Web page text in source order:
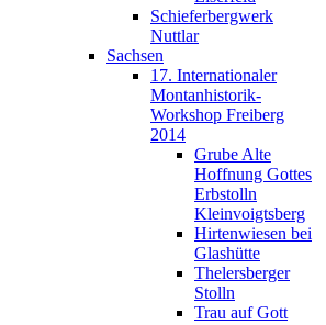
Schieferbergwerk
Nuttlar
Sachsen
17. Internationaler
Montanhistorik-
Workshop Freiberg
2014
Grube Alte
Hoffnung Gottes
Erbstolln
Kleinvoigtsberg
Hirtenwiesen bei
Glashütte
Thelersberger
Stolln
Trau auf Gott